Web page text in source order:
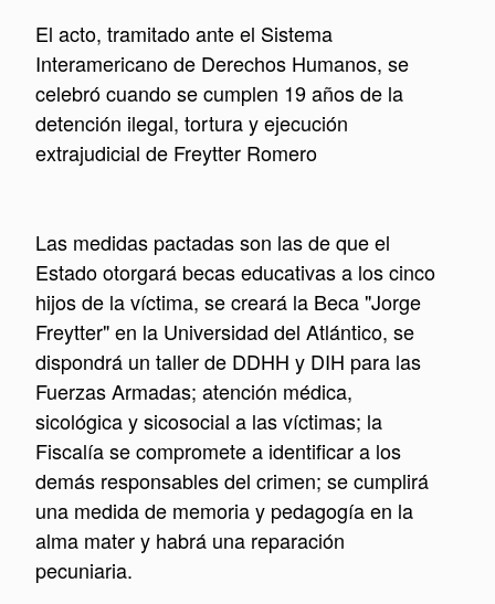
El acto, tramitado ante el Sistema
Interamericano de Derechos Humanos, se
celebró cuandose cumplen 19 años de la
detención ilegal, tortura y ejecución
extrajudicial de Freytter Romero
Las medidas pactadas son las de que el
Estado otorgará becas educativas a los cinco
hijos de la víctima, se creará la Beca "Jorge
Freytter" en la Universidad del Atlántico, se
dispondrá un taller de DDHH y DIH para las
Fuerzas Armadas; atención médica,
sicológica y sicosocial a las víctimas; la
Fiscalía se compromete a identificar a los
demás responsables del crimen; se cumplirá
una medida de memoria y pedagogía en la
alma mater y habrá una reparación
pecuniaria.